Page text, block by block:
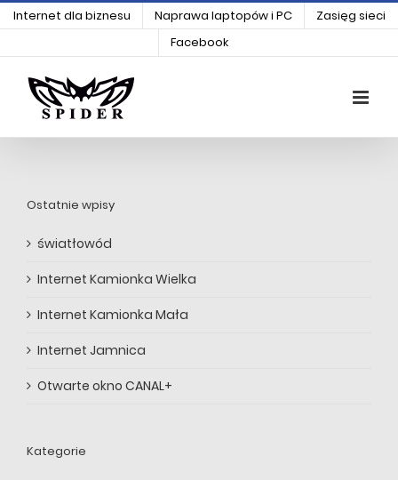
Skip
toInternet dla biznesu Naprawa laptopów i PC
Zasięg sieci
Facebook
Ostatnie wpisy
światłowód
Internet Kamionka Wielka
Internet Kamionka Mała
Internet Jamnica
Otwarte okno CANAL+
Kategorie